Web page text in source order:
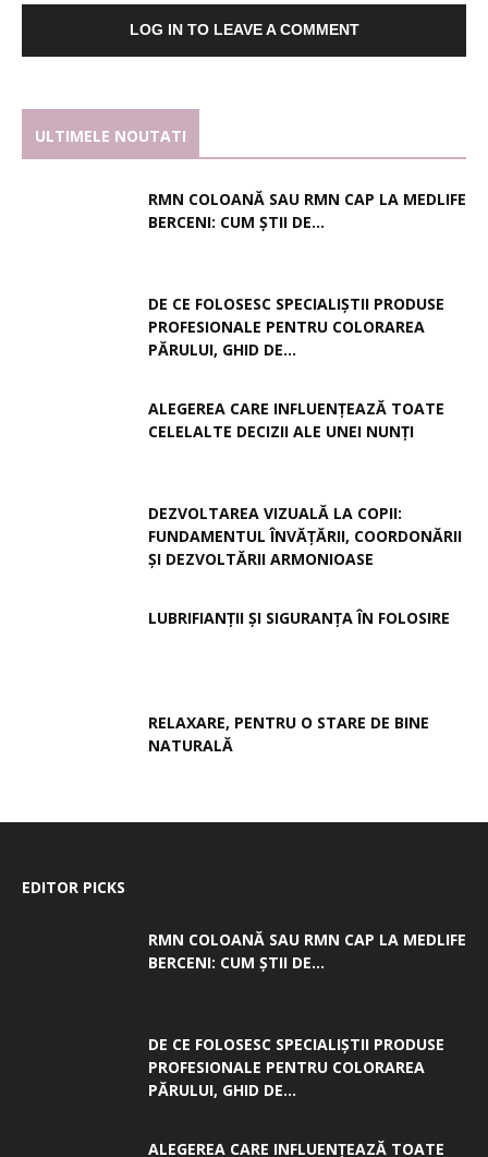
LOG IN TO LEAVE A COMMENT
ULTIMELE NOUTATI
RMN COLOANĂ SAU RMN CAP LA MEDLIFE
BERCENI: CUM ȘTII DE...
DE CE FOLOSESC SPECIALIȘTII PRODUSE
PROFESIONALE PENTRU COLORAREA
PĂRULUI, GHID DE...
ALEGEREA CARE INFLUENȚEAZĂ TOATE
CELELALTE DECIZII ALE UNEI NUNȚI
DEZVOLTAREA VIZUALĂ LA COPII:
FUNDAMENTUL ÎNVĂȚĂRII, COORDONĂRII
ȘI DEZVOLTĂRII ARMONIOASE
LUBRIFIANȚII ȘI SIGURANȚA ÎN FOLOSIRE
RELAXARE, PENTRU O STARE DE BINE
NATURALĂ
EDITOR PICKS
RMN COLOANĂ SAU RMN CAP LA MEDLIFE
BERCENI: CUM ȘTII DE...
DE CE FOLOSESC SPECIALIȘTII PRODUSE
PROFESIONALE PENTRU COLORAREA
PĂRULUI, GHID DE...
ALEGEREA CARE INFLUENȚEAZĂ TOATE